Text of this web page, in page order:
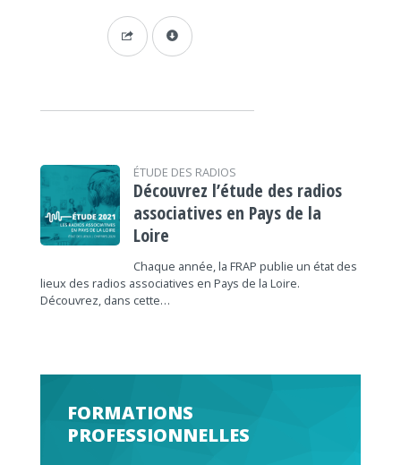
ÉTUDE DES RADIOS
Découvrez l’étude des radios
associatives en Pays de la
Loire
Chaque année, la FRAP publie un état des
lieux des radios associatives en Pays de la Loire.
Découvrez, dans cette…
FORMATIONS
PROFESSIONNELLES